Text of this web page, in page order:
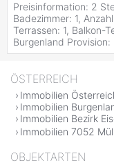
Preisinformation: 2
Badezimmer: 1,
Terrassen: 1, Balkon-
Burgenland
ÖSTERREICH
Immobilien
Immobilien
Immobilien Bezirk
Immobilien 7052
OBJEKTARTEN